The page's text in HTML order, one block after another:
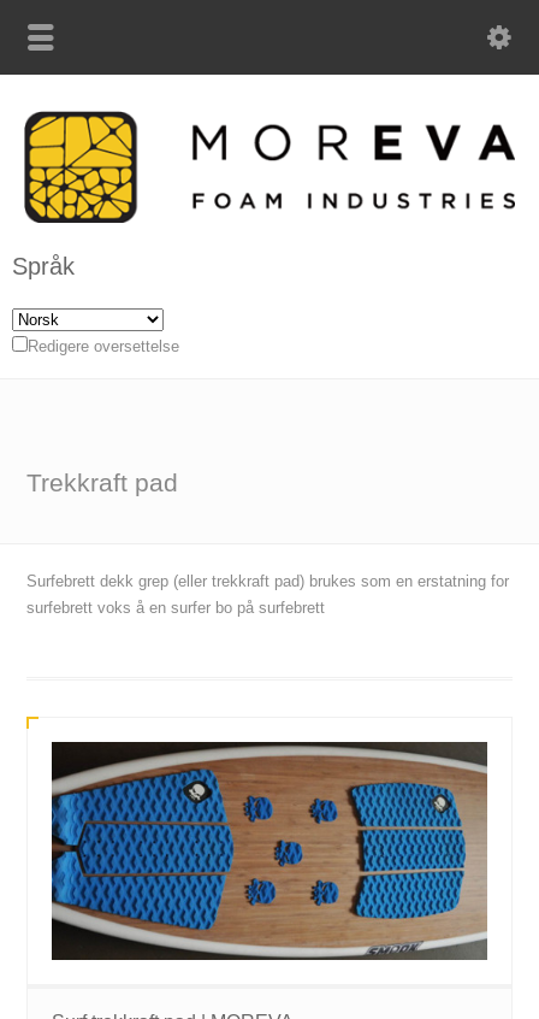
Språk
Redigere oversettelse
Trekkraft pad
Surfebrett dekk grep (eller trekkraft pad) brukes som en erstatning for
surfebrett voks å en surfer bo på surfebrett